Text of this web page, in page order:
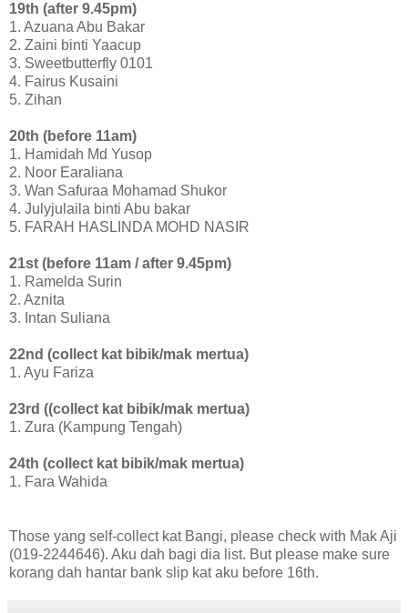
19th (after 9.45pm)
1. Azuana Abu Bakar
2. Zaini binti Yaacup
3. Sweetbutterfly 0101
4. Fairus Kusaini
5. Zihan
20th (before 11am)
1. Hamidah Md Yusop
2. Noor Earaliana
3. Wan Safuraa Mohamad Shukor
4. Julyjulaila binti Abu bakar
5. FARAH HASLINDA MOHD NASIR
21st (before 11am / after 9.45pm)
1. Ramelda Surin
2. Aznita
3. Intan Suliana
22nd (collect kat bibik/mak mertua)
1. Ayu Fariza
23rd ((collect kat bibik/mak mertua)
1. Zura (Kampung Tengah)
24th (collect kat bibik/mak mertua)
1. Fara Wahida
Those yang self-collect kat Bangi, please check with Mak Aji
(019-2244646). Aku dah bagi dia list. But please make sure
korang dah hantar bank slip kat aku before 16th.